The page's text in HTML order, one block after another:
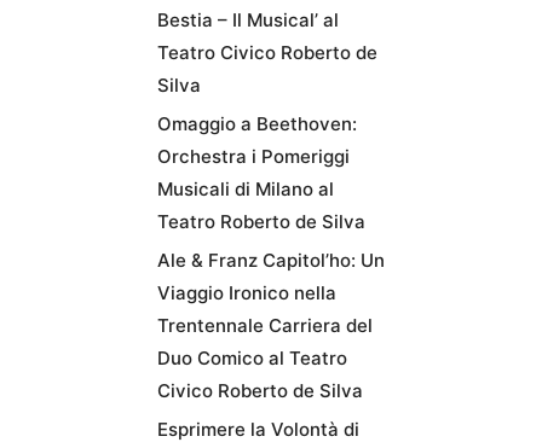
Bestia – Il Musical’ al
Teatro Civico Roberto de
Silva
Omaggio a Beethoven:
Orchestra i Pomeriggi
Musicali di Milano al
Teatro Roberto de Silva
Ale & Franz Capitol’ho: Un
Viaggio Ironico nella
Trentennale Carriera del
Duo Comico al Teatro
Civico Roberto de Silva
Esprimere la Volontà di